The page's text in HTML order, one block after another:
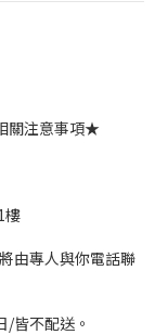
關注意事項★
樓
由專人與你電話聯
皆不配送。